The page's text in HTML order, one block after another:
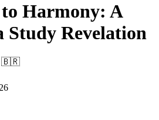
Harmony: A
Study Revelation
🇧🇷